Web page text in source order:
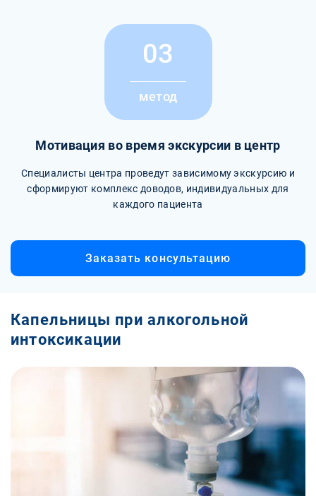
03
метод
Мотивация во время экскурсии в центр
Специалисты центра проведут зависимому экскурсию и
сформируют комплекс доводов, индивидуальных для
каждого пациента
Заказать консультацию
Капельницы при алкогольной
интоксикации